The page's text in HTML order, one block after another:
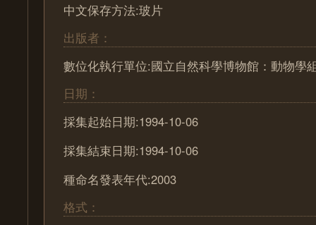
中文保存方法:玻片
出版者：
數位化執行單位:國立自然科學博物館：動物學
日期：
採集起始日期:1994-10-06
採集結束日期:1994-10-06
種命名發表年代:2003
格式：